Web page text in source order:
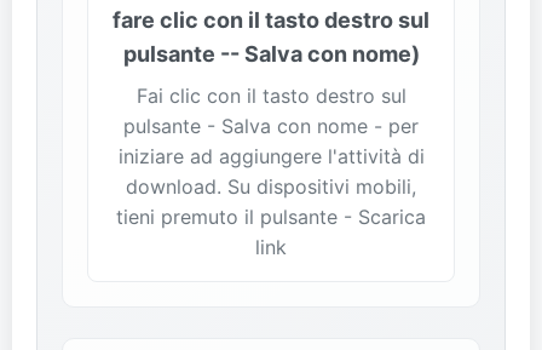
fare clic con il tasto destro sul
pulsante -- Salva con nome)
Fai clic con il tasto destro sul
pulsante - Salva con nome - per
iniziare ad aggiungere l'attività di
download. Su dispositivi mobili,
tieni premuto il pulsante - Scarica
link